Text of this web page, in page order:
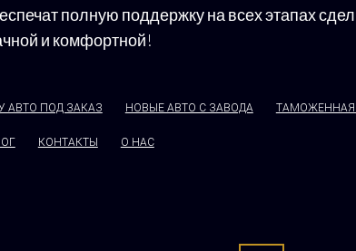
полную поддержку на всех этапах
и комфортной!
АВТО ПОД ЗАКАЗ НОВЫЕ АВТО С ЗАВОДА ТАМОЖЕННАЯ
КОНТАКТЫ О НАС